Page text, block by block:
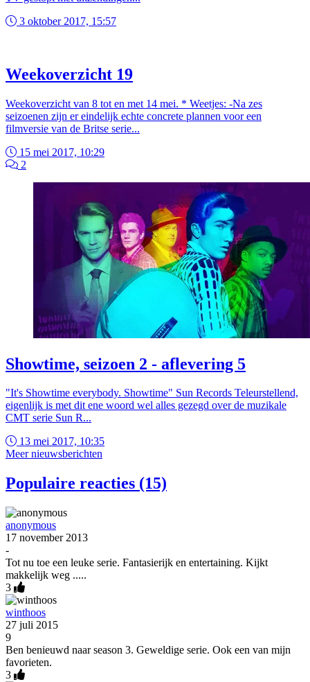
3 oktober 2017, 15:57
Weekoverzicht 19
Weekoverzicht van 8 tot en met 14 mei. * Weetjes: -Na zes
seizoenen zijn er eindelijk echte concrete plannen voor een
filmversie van de Britse serie...
15 mei 2017, 10:29
2
Showtime, seizoen 2 - aflevering 5
"It's Showtime everybody. Showtime" Sun Records Teleurstellend,
eigenlijk is met dit ene woord wel alles gezegd over de muzikale
CMT serie Sun R...
13 mei 2017, 10:35
Meer nieuwsberichten
Populaire reacties (15)
anonymous
17 november 2013
-
Tot nu toe een leuke serie. Fantasierijk en entertaining. Kijkt
makkelijk weg .....
3
winthoos
27 juli 2015
9
Ben benieuwd naar season 3. Geweldige serie. Ook een van mijn
favorieten.
3